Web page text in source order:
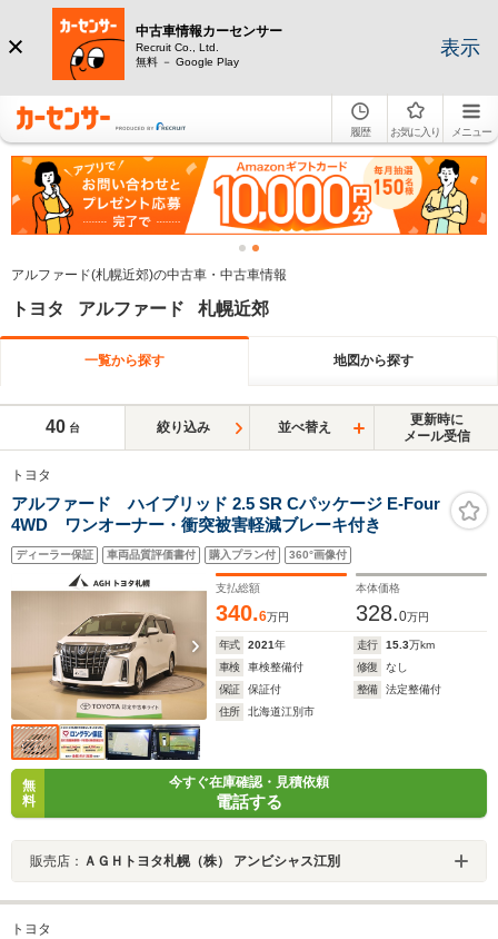
中古車情報カーセンサー
Recruit Co., Ltd.
無料 － Google Play
表示
履歴 お気に入り メニュー
アルファード(札幌近郊)の中古車・中古車情報
トヨタ アルファード 札幌近郊
一覧から探す 地図から探す
40 台 絞り込み 並べ替え
更新時に
メール受信
トヨタ
アルファード ハイブリッド 2.5 SR Cパッケージ E-Four
4WD ワンオーナー・衝突被害軽減ブレーキ付き
ディーラー保証 車両品質評価書付 購入プラン付 360°画像付
支払総額
340.6万円
本体価格
328.0万円
年式 2021年 走行 15.3万km
車検
車検整備付 修復
なし
保証
保証付 整備
法定整備付
住所
北海道江別市
無
料
今すぐ在庫確認・見積依頼
電話する
販売店： ＡＧＨトヨタ札幌（株） アンビシャス江別
トヨタ